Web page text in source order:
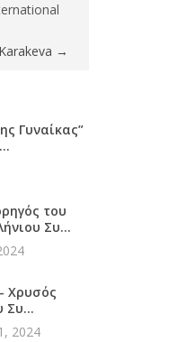
→
Γυναίκας”
του
Συ...
Χρυσός
Συ...
2024